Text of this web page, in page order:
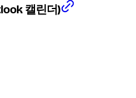
캘린더)